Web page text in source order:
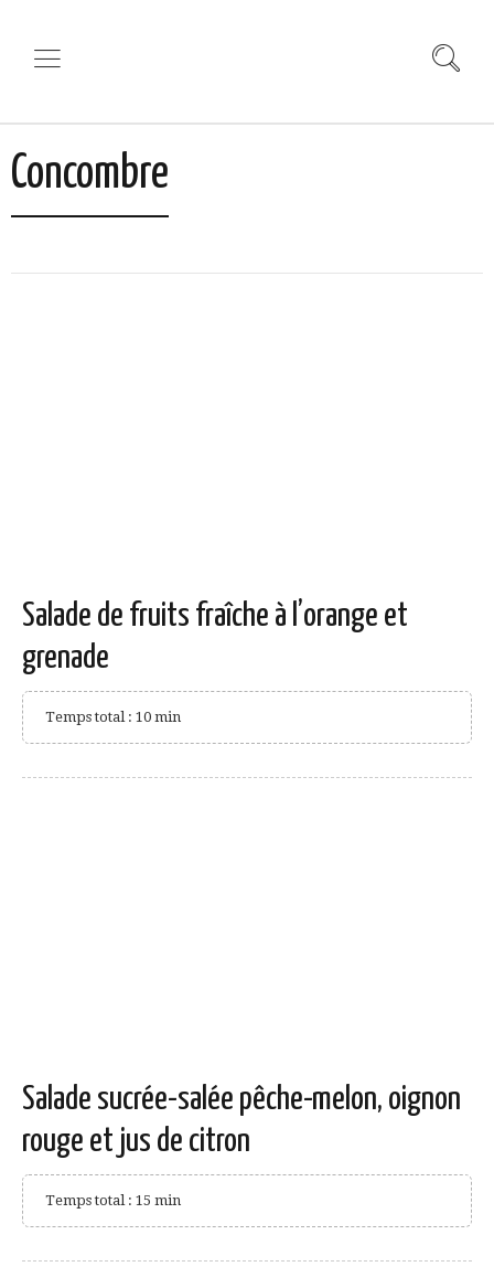
Concombre
Salade de fruits fraîche à l’orange et
grenade
Temps total : 10 min
Salade sucrée-salée pêche-melon, oignon
rouge et jus de citron
Temps total : 15 min